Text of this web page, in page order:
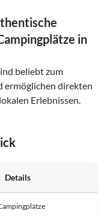
in
beliebt zum
ermöglichen direkten
Erlebnissen.
Details